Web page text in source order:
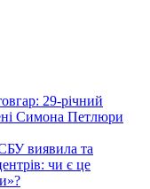
29-річний
Симона Петлюри
виявила та
чи є це